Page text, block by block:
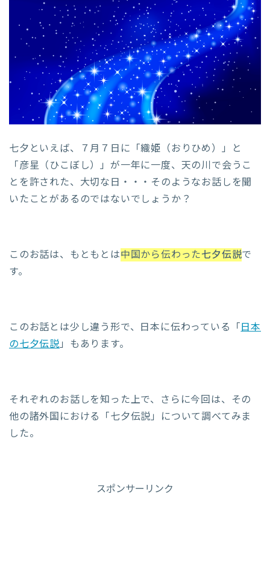
七夕といえば、７月７日に「織姫（おりひめ）」と
「彦星（ひこぼし）」が一年に一度、天の川で会うこ
とを許された、大切な日・・・そのようなお話しを聞
いたことがあるのではないでしょうか？
このお話は、もともとは中国から伝わった七夕伝説で
す。
このお話とは少し違う形で、日本に伝わっている「日本
の七夕伝説」もあります。
それぞれのお話しを知った上で、さらに今回は、その
他の諸外国における「七夕伝説」について調べてみま
した。
スポンサーリンク